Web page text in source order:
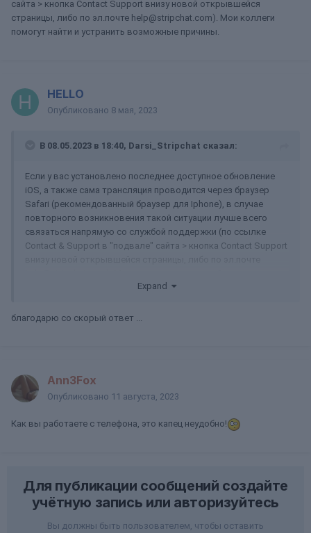
сайта > кнопка Contact Support внизу новой открывшейся
страницы, либо по эл.почте help@stripchat.com). Мои коллеги
помогут найти и устранить возможные причины.
HELLO
Опубликовано 8 мая, 2023
В 08.05.2023 в 18:40, Darsi_Stripchat сказал:
Если у вас установлено последнее доступное обновление
iOS, а также сама трансляция проводится через браузер
Safari (рекомендованный браузер для Iphone), в случае
повторного возникновения такой ситуации лучше всего
связаться напрямую со службой поддержки (по ссылке
Contact & Support в "подвале" сайта > кнопка Contact Support
Expand
благодарю со скорый ответ ...
Ann3Fox
Опубликовано 11 августа, 2023
Как вы работаете с телефона, это капец неудобно!
Для публикации сообщений создайте
учётную запись или авторизуйтесь
Вы должны быть пользователем, чтобы оставить